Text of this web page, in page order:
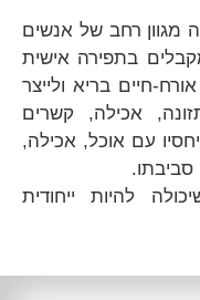
רחב של אנשים
בתפירה אישית
חיים בריא ולייצר
אכילה, קשרים
עם אוכל, אכילה,
להיות ייחודית